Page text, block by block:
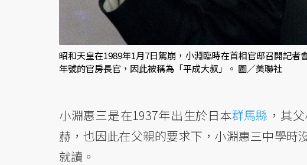
昭和天皇在1989年1月7日駕崩，小淵臨時在首相官邸召開記
年號的官房長官，因此被稱為「平成大叔」。 圖／美聯社
小淵惠三是在1937年出生於日本群馬縣 ，其
赫，也因此在父親的要求下，小淵惠三中學
就讀。